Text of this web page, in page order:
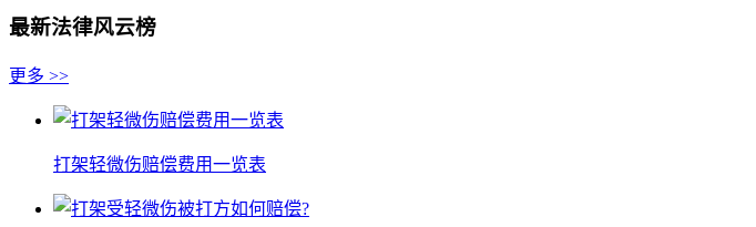
最新法律风云榜
更多 >>
打架轻微伤赔偿费用一览表